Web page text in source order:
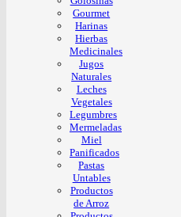
Gourmet
Harinas
Hierbas
Medicinales
Jugos
Naturales
Leches
Vegetales
Legumbres
Mermeladas
Miel
Panificados
Pastas
Untables
Productos
de Arroz